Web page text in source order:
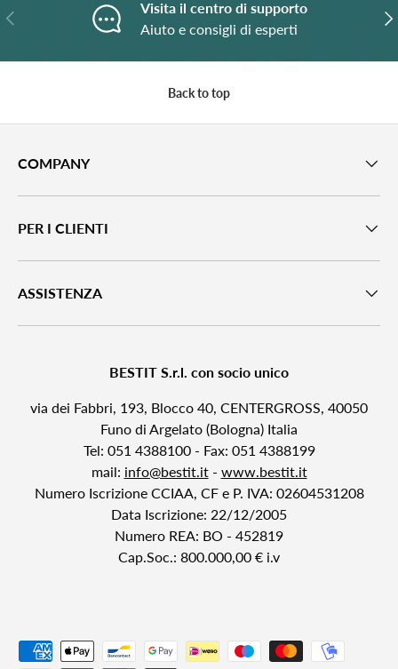
Previous
Visita il centro di supporto
Aiuto e consigli di esperti
Back to top
COMPANY
PER I CLIENTI
ASSISTENZA
BESTIT S.r.l. con socio unico
via dei Fabbri, 193, Blocco 40, CENTERGROSS, 40050
Funo di Argelato (Bologna) Italia
Tel: 051 4388100 - Fax: 051 4388199
mail: info@bestit.it- www.bestit.it
Numero Iscrizione CCIAA, CF e P. IVA: 02604531208
Data Iscrizione: 22/12/2005
Numero REA: BO - 452819
Cap.Soc.: 800.000,00 € i.v
Payment methods accepted